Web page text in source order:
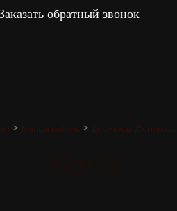
обратный звонок
> Мягкая мебель > Дормеусы (Dormeuse)